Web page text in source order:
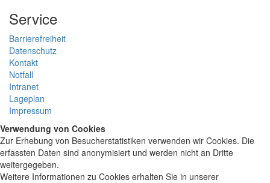
Service
Barrierefreiheit
Datenschutz
Kontakt
Notfall
Intranet
Lageplan
Impressum
Verwendung von Cookies
Zur Erhebung von Besucherstatistiken verwenden wir Cookies. Die
erfassten Daten sind anonymisiert und werden nicht an Dritte
weitergegeben.
Weitere Informationen zu Cookies erhalten Sie in unserer